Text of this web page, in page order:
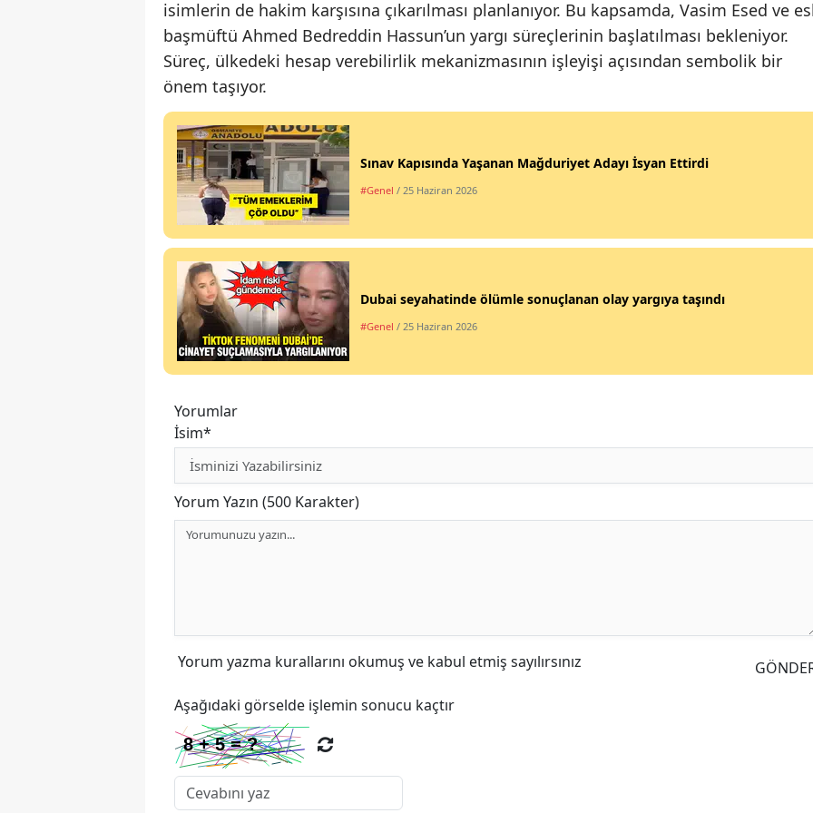
isimlerin de hakim karşısına çıkarılması planlanıyor. Bu kapsamda, Vasim Esed ve
başmüftü Ahmed Bedreddin Hassun’un yargı süreçlerinin başlatılması bekleniyor.
Süreç, ülkedeki hesap verebilirlik mekanizmasının işleyişi açısından sembolik bir
önem taşıyor.
Sınav Kapısında Yaşanan Mağduriyet Adayı İsyan Ettirdi
#Genel / 25 Haziran 2026
Dubai seyahatinde ölümle sonuçlanan olay yargıya taşındı
#Genel / 25 Haziran 2026
Yorumlar
İsim*
Yorum Yazın (500 Karakter)
Yorum yazma kurallarını okumuş ve kabul etmiş sayılırsınız
Aşağıdaki görselde işlemin sonucu kaçtır